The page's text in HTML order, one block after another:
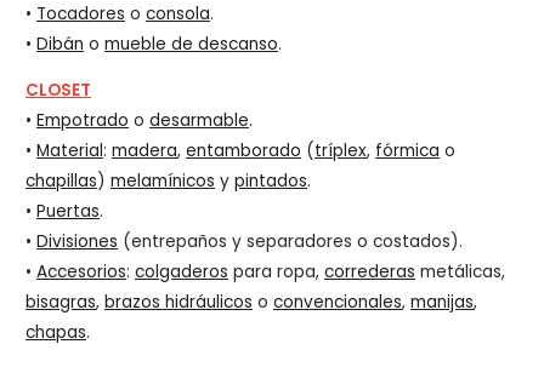
• Tocadores oconsola.
•Dibán omueble de descanso.
CLOSET
•Empotrado odesarmable.
•Material:madera,entamborado (tríplex, fórmica o
chapillas)melamínicos ypintados.
•Puertas.
•Divisiones (entrepaños y separadores o costados).
•Accesorios:colgaderos para ropa,correderas metálicas,
bisagras,brazos hidráulicos oconvencionales,manijas,
chapas.